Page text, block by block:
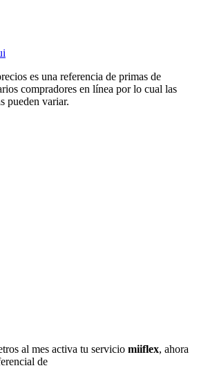
es una referencia de primas de
compradores en línea por lo cual las
pueden variar.
al mes activa tu servicio miiflex, ahora
de